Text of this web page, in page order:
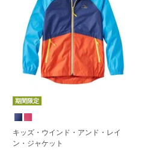
期間限定
キッズ・ウインド・アンド・レイ
ン・ジャケット